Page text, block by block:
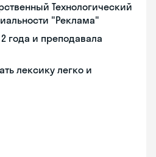
Технологический
"Реклама"
года и преподавала
лексику легко и